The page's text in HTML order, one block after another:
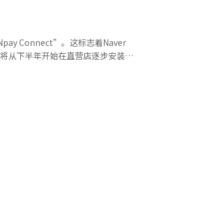
船、生物和内容等领域连接起
、江原的生物与数据中心都应整
竞争、国内经济放缓等都是负
照弱者、振兴地区、调解冲突、
、广告、支付和会员，公平交易
搜索数据相互连接，特定平台可能
据结合的透明性都可能成为审查
市场的竞争格局可能会发生变化。
随着支付过程中预先充值资金的
中积累的消费模式、使用频率和
设备等进行的非实体卡支付规模
Connect”。这标志着Naver
从下半年开始在直营店逐步安装终
支持多种支付方式，还将Naver
量评论，最大化在线营销效果。
顾客在Naver上搜索面包店，使
营销奠定基础。业内预计，此次